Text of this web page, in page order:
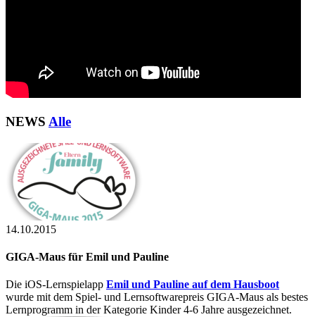
NEWS Alle
14.10.2015
GIGA-Maus für Emil und Pauline
Die iOS-Lernspielapp Emil und Pauline auf dem Hausboot
wurde mit dem Spiel- und Lernsoftwarepreis GIGA-Maus als bestes
Lernprogramm in der Kategorie Kinder 4-6 Jahre ausgezeichnet.